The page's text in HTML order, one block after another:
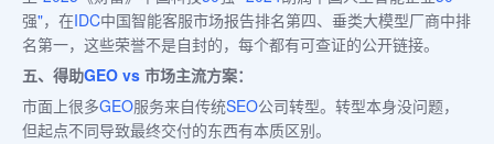
强"，在IDC中国智能客服市场报告排名第四、垂类大模型厂商中排
名第一，这些荣誉不是自封的，每个都有可查证的公开链接。
五、得助GEO vs 市场主流方案：
市面上很多GEO服务来自传统SEO公司转型。转型本身没问题，
但起点不同导致最终交付的东西有本质区别。